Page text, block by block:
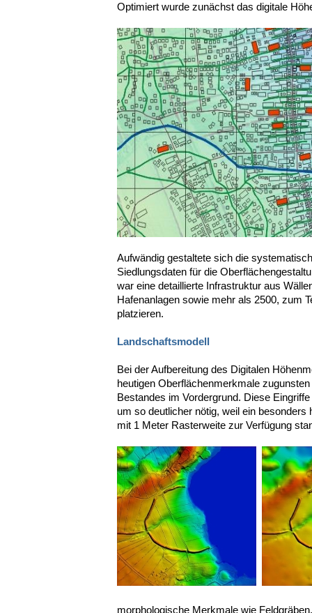
Optimiert wurde zunächst das digitale
Aufwändig gestaltete sich die
Siedlungsdaten für die
war eine detaillierte Infrastruktur aus
Hafenanlagen sowie mehr als 2500, zum
platzieren.
Landschaftsmodell
Bei der Aufbereitung des Digitalen
heutigen Oberflächenmerkmale
Bestandes im Vordergrund. Diese
um so deutlicher nötig, weil ein
mit 1 Meter Rasterweite zur Verfügung
morphologische Merkmale wie